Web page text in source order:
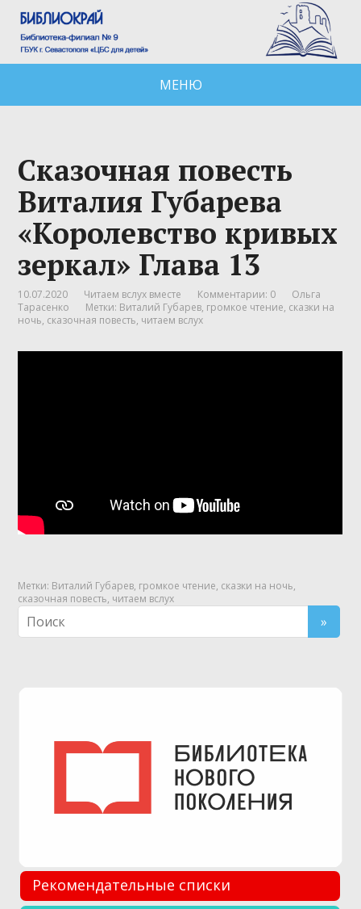
МЕНЮ
Сказочная повесть
Виталия Губарева
«Королевство кривых
зеркал» Глава 13
10.07.2020 Читаем вслух вместе Комментарии: 0
Ольга
Тарасенко
Метки: Виталий Губарев, громкое чтение, сказки на
ночь, сказочная повесть, читаем вслух
Метки: Виталий Губарев, громкое чтение, сказки на ночь,
сказочная повесть, читаем вслух
Рекомендательные списки